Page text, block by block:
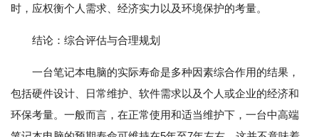
时，应权衡个人需求、经济实力以及环境保护的考量。
结论：综合评估与合理规划
一台笔记本电脑的实际寿命是多种因素综合作用的结果，
包括硬件设计、日常维护、软件需求以及个人或企业的经济和
环保考量。一般而言，在正常使用和适当维护下，一台中高端